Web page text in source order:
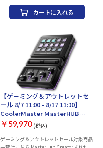
ID 駆動時間：15 時間 無線LAN：
IEEE802.11a/b/g/n/ac/ax Bluetooth：
Bluetooth 5.3 幅x高さx奥行：
ラー：スターライト
カートに入れる
【ゲーミング＆アウトレットセ
ール 8/7 11:00 - 8/17 11:00】
CoolerMaster MasterHUB
Creator Kit モジュラーコントロ
ールシステム [MHSK13AA00]
￥59,970 (税込)
ゲーミング＆アウトレットセール対象商品